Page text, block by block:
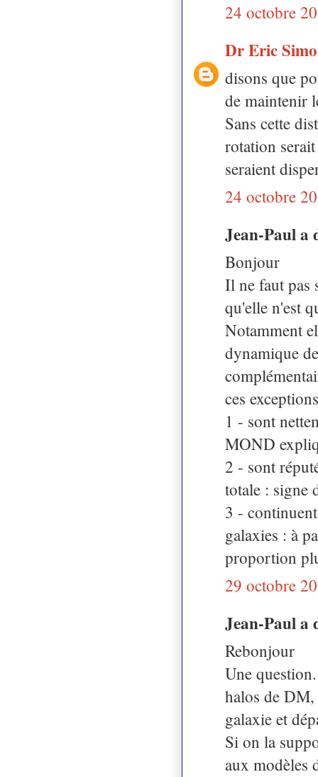
24 octobre
Dr Eric
disons que
de maintenir
Sans cette
rotation
seraient
24 octobre
Jean-Paul
Bonjour
Il ne faut pas
qu'elle n'est
Notamment
dynamique
ces
1 - sont
MOND
2 - sont
totale : signe
3 -
galaxies : à
proportion
29 octobre
Jean-Paul
Rebonjour
Une
halos de
galaxie et
Si on la
aux modèles